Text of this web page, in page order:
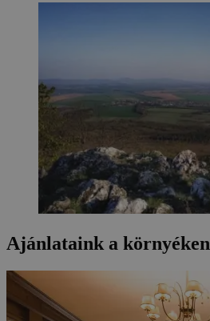
Ajánlataink a környéken